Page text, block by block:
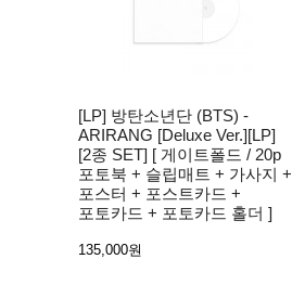
[LP] 방탄소년단 (BTS) -
ARIRANG [Deluxe Ver.][LP]
[2종 SET] [ 게이트폴드 / 20p
포토북 + 슬립매트 + 가사지 +
포스터 + 포스트카드 +
포토카드 + 포토카드 홀더 ]
135,000원